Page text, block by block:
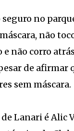
no
não
e não corro
de afirmar
sem máscara.
Lanari é Alic